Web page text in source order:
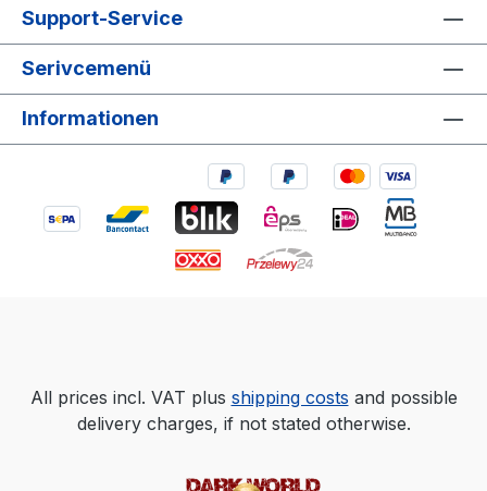
Support-Service
Serivcemenü
Informationen
All prices incl. VAT plus shipping costs and possible
delivery charges, if not stated otherwise.